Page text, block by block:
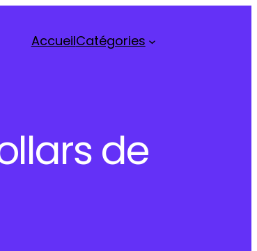
AccueilCatégories
de